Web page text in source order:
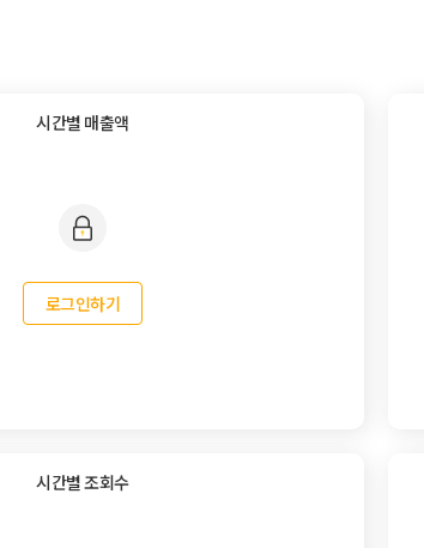
시간별 매출액
로그인하기
시간별 조회수